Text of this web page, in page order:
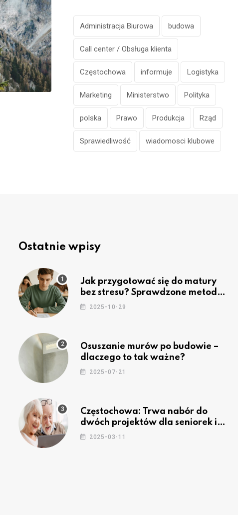
Administracja Biurowa budowa
Call center / Obsługa klienta
Częstochowa informuje Logistyka
Marketing Ministerstwo Polityka
polska Prawo Produkcja Rząd
Sprawiedliwość wiadomosci klubowe
Ostatnie wpisy
Jak przygotować się do matury
bez stresu? Sprawdzone metody
nauki z kursów w Częstochowie
2025-10-29
Osuszanie murów po budowie –
dlaczego to tak ważne?
2025-07-21
Częstochowa: Trwa nabór do
dwóch projektów dla seniorek i
seniorów
2025-03-11